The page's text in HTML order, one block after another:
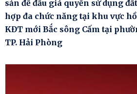
sản để đấu giá quyền sử dụng
hợp đa chức năng tại khu vực
KĐT mới Bắc sông Cấm tại
TP. Hải Phòng